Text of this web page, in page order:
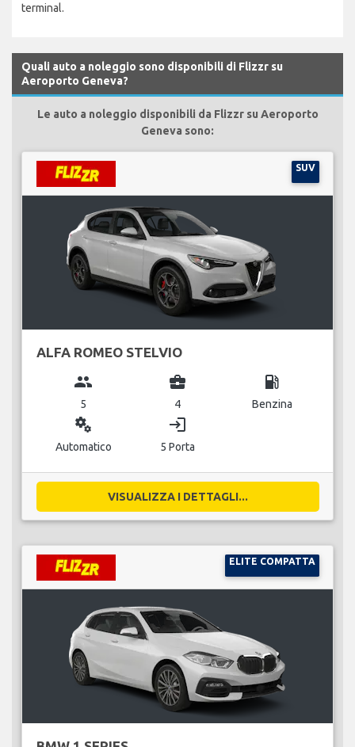
terminal.
Quali auto a noleggio sono disponibili di Flizzr su
Aeroporto Geneva?
Le auto a noleggio disponibili da Flizzr su Aeroporto
Geneva sono:
SUV
ALFA ROMEO STELVIO
group
5
business_center
4
local_gas_station
Benzina
miscellaneous_services
Automatico
login
5 Porta
VISUALIZZA I DETTAGLI...
ELITE COMPATTA